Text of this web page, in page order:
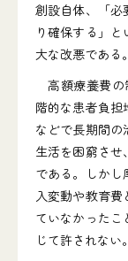
創設自体、「必
り確保する」
大な改悪である。
高額療養費の
階的な患者負
などで長期間の
生活を困窮さ
である。しか
入変動や教育
ていなかった
じて許されない。